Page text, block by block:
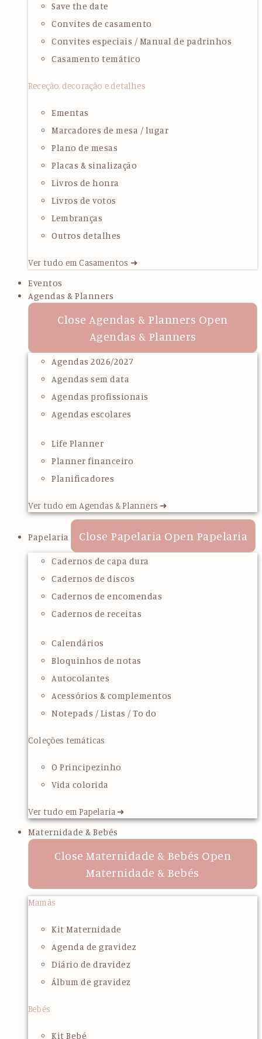
Save the date
Convites de casamento
Convites especiais / Manual de padrinhos
Casamento temático
Receção, decoração e detalhes
Ementas
Marcadores de mesa / lugar
Plano de mesas
Placas & sinalização
Livros de honra
Livros de votos
Lembranças
Outros detalhes
Ver tudo em Casamentos ➜
Eventos
Agendas & Planners
Close Agendas & Planners Open
Agendas & Planners
Agendas 2026/2027
Agendas sem data
Agendas profissionais
Agendas escolares
Life Planner
Planner financeiro
Planificadores
Ver tudo em Agendas & Planners ➜
Papelaria Close Papelaria Open Papelaria
Cadernos de capa dura
Cadernos de discos
Cadernos de encomendas
Cadernos de receitas
Calendários
Bloquinhos de notas
Autocolantes
Acessórios & complementos
Notepads / Listas / To do
Coleções temáticas
O Principezinho
Vida colorida
Ver tudo em Papelaria ➜
Maternidade & Bebés
Close Maternidade & Bebés Open
Maternidade & Bebés
Mamãs
Kit Maternidade
Agenda de gravidez
Diário de dravidez
Álbum de gravidez
Bebés
Kit Bebé